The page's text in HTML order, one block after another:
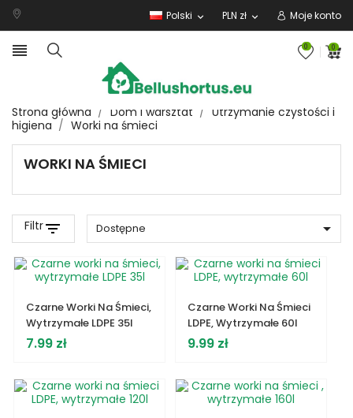
Polski expand_more PLN zł expand_more Moje konto
0 0

Strona główna Dom i warsztat
Utrzymanie czystości i
higiena
Worki na śmieci
WORKI NA ŚMIECI
Filtrfilter_list Dostępne 
Czarne Worki Na Śmieci,
Wytrzymałe LDPE 35l
Cena
7.99 zł
Czarne Worki Na Śmieci
LDPE, Wytrzymałe 60l
Cena
9.99 zł